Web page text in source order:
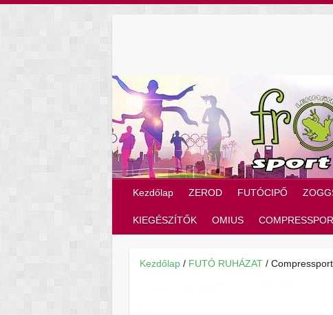
Kezdőlap ZEROD FUTÓCIPŐ
KIEGÉSZÍTŐK OMIUS
Kezdőlap/ FUTÓ RUHÁZAT/